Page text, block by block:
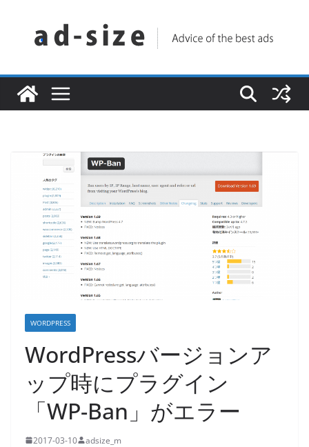
WORDPRESS
WordPressバージョンア
ップ時にプラグイン
「WP-Ban」がエラー
2017-03-10 adsize_m